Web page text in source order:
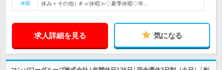
休暇
休み＋その他）# ≪休暇≫◇夏季休暇◇年…
求人詳細を見る 気になる